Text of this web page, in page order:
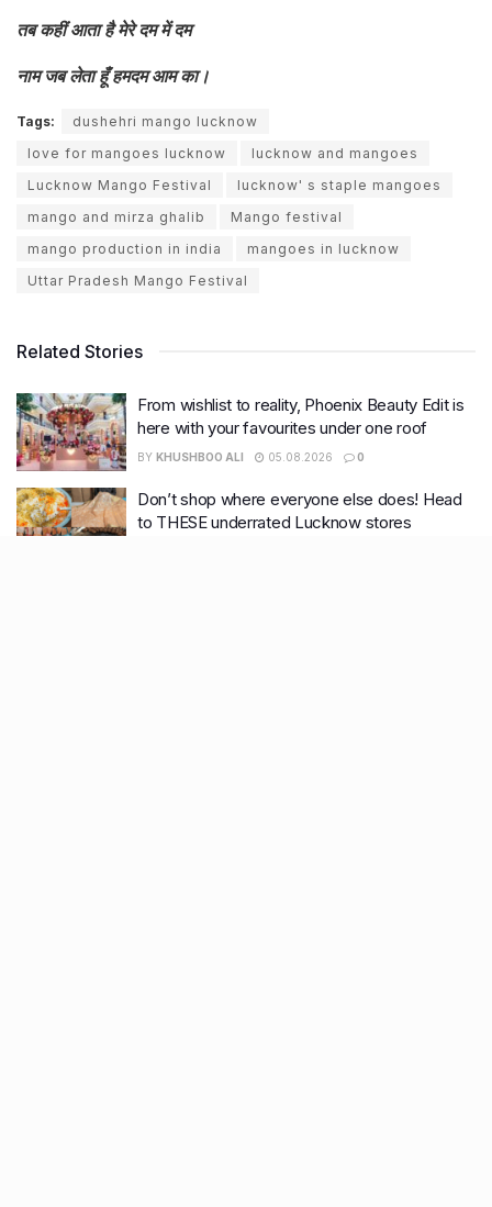
तब कहीं आता है मेरे दम में दम
नाम जब लेता हूँ हमदम आम का।
Tags:
dushehri mango lucknow
love for mangoes lucknow
lucknow and mangoes
Lucknow Mango Festival
lucknow' s staple mangoes
mango and mirza ghalib
Mango festival
mango production in india
mangoes in lucknow
Uttar Pradesh Mango Festival
Related Stories
From wishlist to reality, Phoenix Beauty Edit is
here with your favourites under one roof
BY KHUSHBOO ALI 05.08.2026 0
Don’t shop where everyone else does! Head
to THESE underrated Lucknow stores